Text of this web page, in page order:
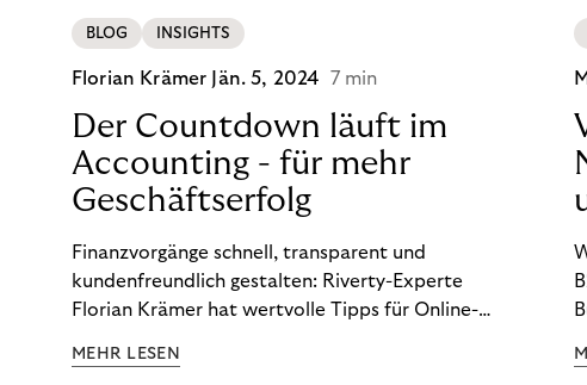
BLOG INSIGHTS
Florian Krämer Jän. 5, 2024 7 min
Der Countdown läuft im
Accounting - für mehr
Geschäftserfolg
Finanzvorgänge schnell, transparent und
kundenfreundlich gestalten: Riverty-Experte
Florian Krämer hat wertvolle Tipps für Online-
möchten.
MEHR LESEN